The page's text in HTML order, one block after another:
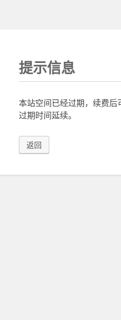
提示信息
本站空间已经过期，续费
过期时间延续。
返回